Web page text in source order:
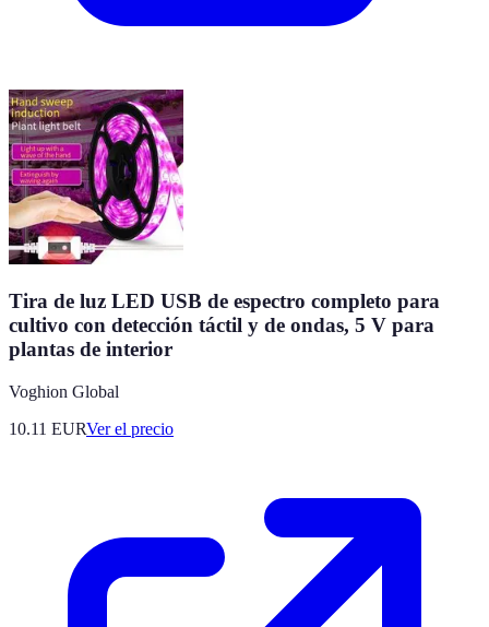
Tira de luz LED USB de espectro completo para
cultivo con detección táctil y de ondas, 5 V para
plantas de interior
Voghion Global
10.11 EURVer el precio